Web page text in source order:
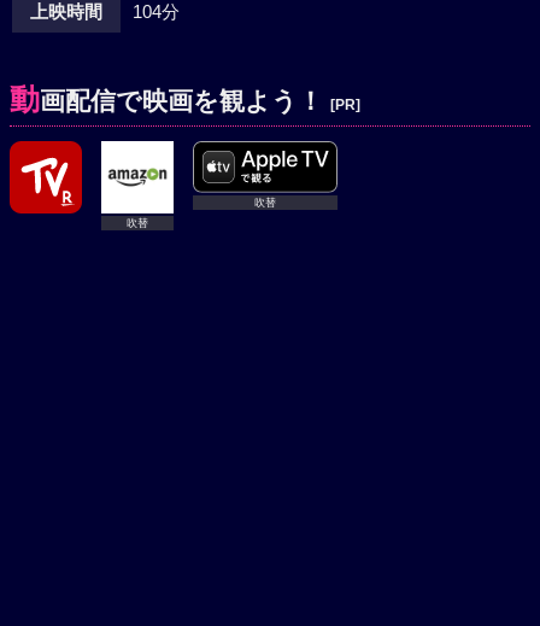
上映時間 104分
動画配信で映画を観よう！ [PR]
吹替
吹替